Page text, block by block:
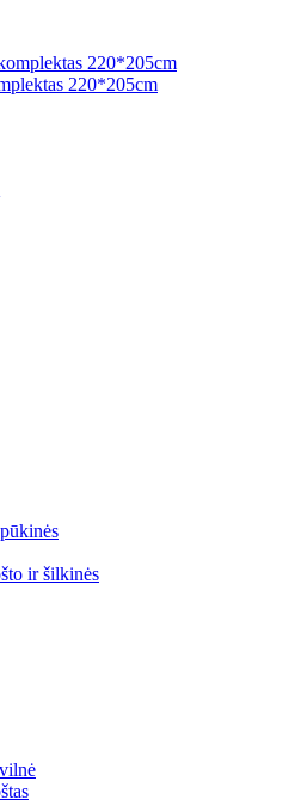
220*205cm
ir šilkinės